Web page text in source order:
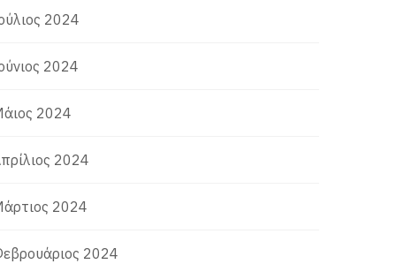
2024
2024
2024
2024
2024
2024